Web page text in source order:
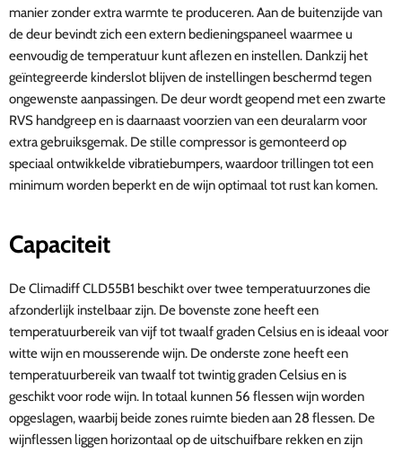
manier zonder extra warmte te produceren. Aan de buitenzijde van
de deur bevindt zich een extern bedieningspaneel waarmee u
eenvoudig de temperatuur kunt aflezen en instellen. Dankzij het
geïntegreerde kinderslot blijven de instellingen beschermd tegen
ongewenste aanpassingen. De deur wordt geopend met een zwarte
RVS handgreep en is daarnaast voorzien van een deuralarm voor
extra gebruiksgemak. De stille compressor is gemonteerd op
speciaal ontwikkelde vibratiebumpers, waardoor trillingen tot een
minimum worden beperkt en de wijn optimaal tot rust kan komen.
Capaciteit
De Climadiff CLD55B1 beschikt over twee temperatuurzones die
afzonderlijk instelbaar zijn. De bovenste zone heeft een
temperatuurbereik van vijf tot twaalf graden Celsius en is ideaal voor
witte wijn en mousserende wijn. De onderste zone heeft een
temperatuurbereik van twaalf tot twintig graden Celsius en is
geschikt voor rode wijn. In totaal kunnen 56 flessen wijn worden
opgeslagen, waarbij beide zones ruimte bieden aan 28 flessen. De
wijnflessen liggen horizontaal op de uitschuifbare rekken en zijn